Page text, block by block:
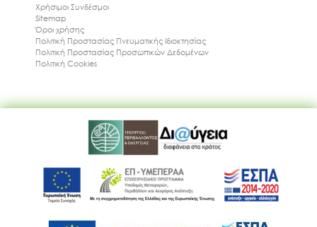
Χρήσιμοι Συνδέσμοι
Sitemap
Όροι χρήσης
Πολιτική Προστασίας Πνευματικής Ιδιοκτησίας
Πολιτική Προστασίας Προσωπικών Δεδομένων
Πολιτική Cookies